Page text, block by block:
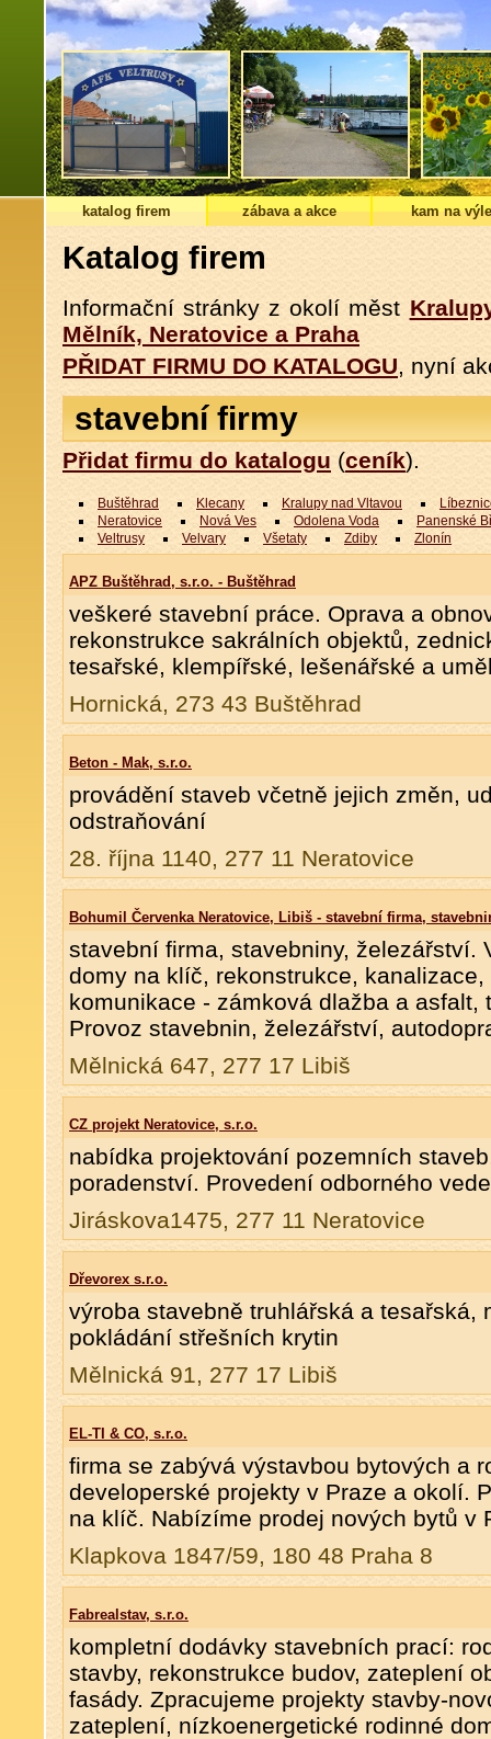
katalog firem zábava a akce kam na
Katalog firem
Informační stránky z okolí měst
Mělník, Neratovice a Praha
PŘIDAT FIRMU DO KATALOGU, nyní
stavební firmy
Přidat firmu do katalogu (ceník).
Buštěhrad Klecany Kralupy nad Vltavou
Neratovice
Nová Ves Odolena Voda
Panenské
Veltrusy
Velvary Všetaty Zdiby Zlonín
APZ Buštěhrad, s.r.o. - Buštěhrad
veškeré stavební práce. Oprava a
rekonstrukce sakrálních objektů,
tesařské, klempířské, lešenářské a
Hornická, 273 43 Buštěhrad
Beton - Mak, s.r.o.
provádění staveb včetně jejich změn,
odstraňování
28. října 1140, 277 11 Neratovice
Bohumil Červenka Neratovice, Libiš - stavební firma,
stavební firma, stavebniny, železářství.
domy na klíč, rekonstrukce,
komunikace - zámková dlažba a asfalt,
Provoz stavebnin, železářství,
Mělnická 647, 277 17 Libiš
CZ projekt Neratovice, s.r.o.
nabídka projektování pozemních
poradenství. Provedení odborného
Jiráskova1475, 277 11 Neratovice
Dřevorex s.r.o.
výroba stavebně truhlářská a tesařská,
pokládání střešních krytin
Mělnická 91, 277 17 Libiš
EL-TI & CO, s.r.o.
firma se zabývá výstavbou bytových a
developerské projekty v Praze a okolí.
na klíč. Nabízíme prodej nových bytů v
Klapkova 1847/59, 180 48 Praha 8
Fabrealstav, s.r.o.
kompletní dodávky stavebních prací:
stavby, rekonstrukce budov, zateplení
fasády. Zpracujeme projekty stavby-
zateplení, nízkoenergetické rodinné